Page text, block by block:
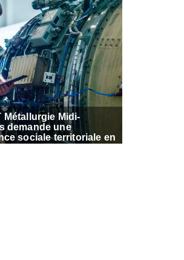
Métallurgie Midi-
demande une
sociale territoriale en